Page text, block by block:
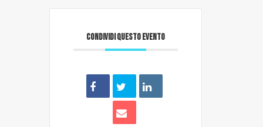
CONDIVIDI QUESTO EVENTO